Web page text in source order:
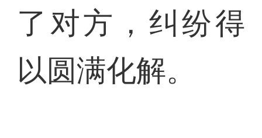
了对方，纠纷得
以圆满化解。